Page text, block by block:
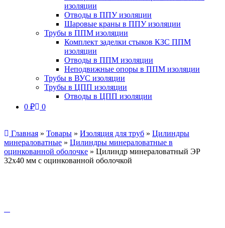
изоляции
Отводы в ППУ изоляции
Шаровые краны в ППУ изоляции
Трубы в ППМ изоляции
Комплект заделки стыков КЗС ППМ
изоляции
Отводы в ППМ изоляции
Неподвижные опоры в ППМ изоляции
Трубы в ВУС изоляции
Трубы в ЦПП изоляции
Отводы в ЦПП изоляции
0 ₽ 0
Главная » Товары » Изоляция для труб » Цилиндры
минераловатные » Цилиндры минераловатные в
оцинкованной оболочке » Цилиндр минераловатный ЭР
32х40 мм с оцинкованной оболочкой